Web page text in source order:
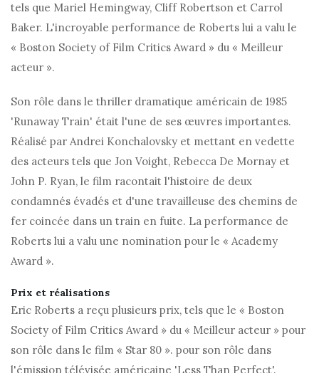
tels que Mariel Hemingway, Cliff Robertson et Carrol
Baker. L'incroyable performance de Roberts lui a valu le
« Boston Society of Film Critics Award » du « Meilleur
acteur ».
Son rôle dans le thriller dramatique américain de 1985
'Runaway Train' était l'une de ses œuvres importantes.
Réalisé par Andrei Konchalovsky et mettant en vedette
des acteurs tels que Jon Voight, Rebecca De Mornay et
John P. Ryan, le film racontait l'histoire de deux
condamnés évadés et d'une travailleuse des chemins de
fer coincée dans un train en fuite. La performance de
Roberts lui a valu une nomination pour le « Academy
Award ».
Prix ​​et réalisations
Eric Roberts a reçu plusieurs prix, tels que le « Boston
Society of Film Critics Award » du « Meilleur acteur » pour
son rôle dans le film « Star 80 ». pour son rôle dans
l'émission télévisée américaine 'Less Than Perfect'.